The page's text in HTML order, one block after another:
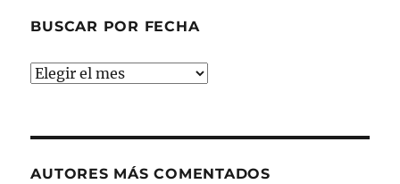
BUSCAR POR FECHA
Buscar
AUTORES MÁS COMENTADOS